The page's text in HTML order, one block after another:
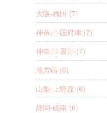
大阪-梅田 (7)
神奈川-国府津 (7)
神奈川-愛川 (7)
地方病 (6)
山梨-上野原 (6)
静岡-函南 (6)